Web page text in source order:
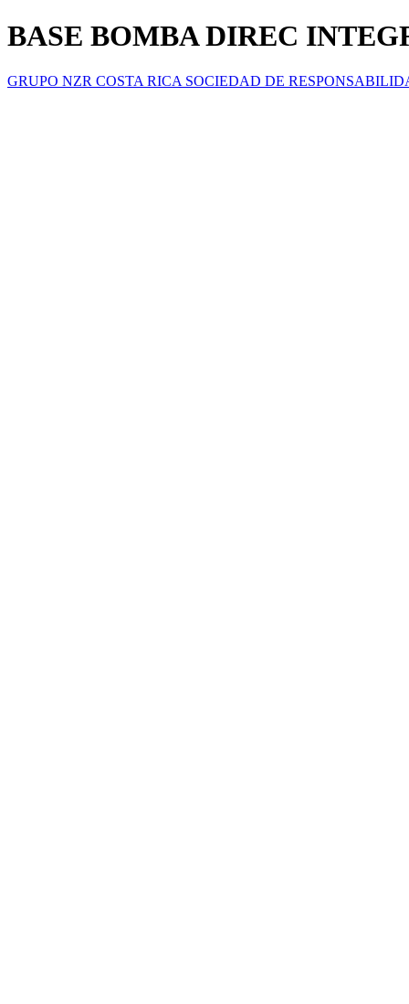
BASE BOMBA DIREC
GRUPO NZR COSTA RICA SOCIEDAD DE